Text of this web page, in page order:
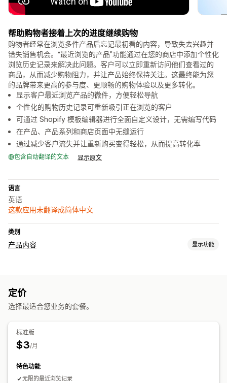
帮助购物者接着上次的进度继续购物
购物者经常在浏览多件产品后忘记最初看的内容，导致失去兴趣并
错失销售机会。“最近浏览的产品”功能通过在您的商店中添加个性化
浏览历史记录来解决此问题。客户可以立即重新访问他们查看过的
商品，从而减少购物阻力，并让产品始终保持关注。这最终能为您
的品牌带来更高的参与度、更顺畅的购物体验以及更多转化。
显示客户最近浏览产品的微件，方便轻松导航
个性化的购物历史记录可重新吸引正在浏览的客户
可通过 Shopify 模板编辑器进行全面自定义设计，无需编写代码
在产品、产品系列和商店页面中无缝运行
通过减少客户流失并让重新购买变得轻松，从而提高转化率
包含自动翻译的文本 显示原文
语言
英语
这款应用未翻译成简体中文
类别
产品内容 显示功能
定价
选择最适合您业务的套餐。
标准版
$3/月
特色功能
无限的最近浏览记录